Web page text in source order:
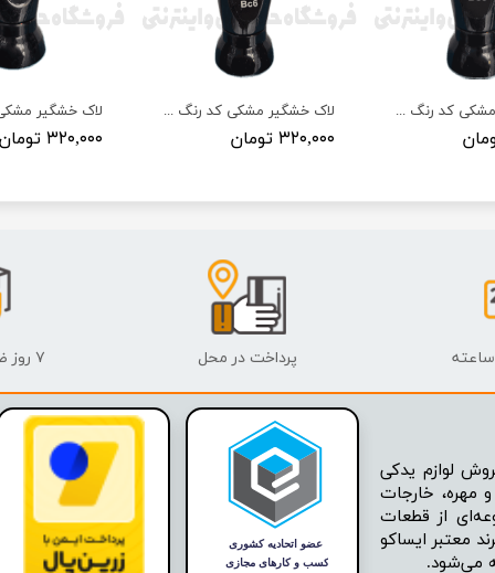
۳۲۰,۰۰۰ تومان
لاک خشگیر مشکی کد رنگ ۶۹۹۹۶ پارس کاور (ایرانخودرو)
۳۲۰,۰۰۰ تومان
لاک خشگیر مشکی کد رنگ L90 پارس کاور (رنو)
لوازم یدکی
مهره، خارجات
از قطعات
معتبر ایساکو
پرداخت در محل ۷ روز ضمانت بازگشت